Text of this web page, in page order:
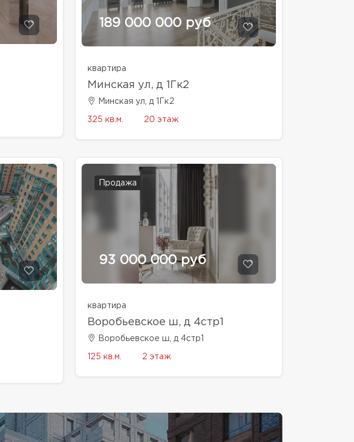
189 000 000 руб
квартира
Минская ул, д 1Гк2
Минская ул, д 1Гк2
325 кв.м. 20 этаж
Продажа
93 000 000 руб
квартира
Воробьевское ш, д 4стр1
Воробьевское ш, д 4стр1
125 кв.м. 2 этаж